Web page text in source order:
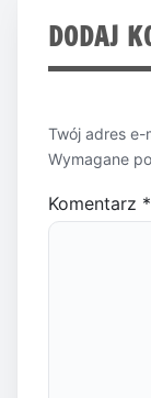
DODAJ
Twój adres e-
Wymagane
Komentarz *